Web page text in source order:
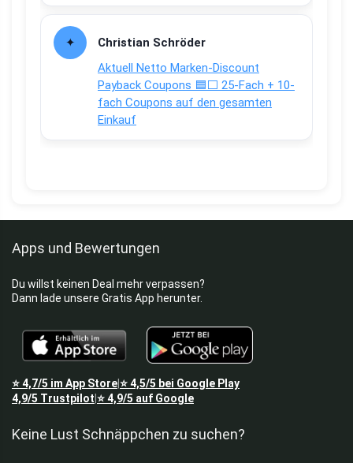
Christian Schröder
Aktuell Netto Marken-Discount
Payback Coupons 🟦⬜ 25-Fach + 10-
fach Coupons auf den gesamten
Einkauf
Apps und Bewertungen
Du willst keinen Deal mehr verpassen?
Dann lade unsere Gratis App herunter.
⭐4,7/5 im App Store⭐4,5/5 bei Google Play
4,9/5 Trustpilot ⭐4,9/5 auf Google
Keine Lust Schnäppchen zu suchen?